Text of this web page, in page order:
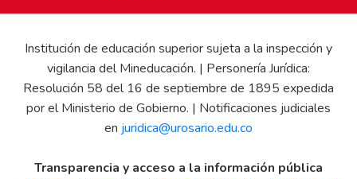
Institución de educación superior sujeta a la inspección y
vigilancia del Mineducación. | Personería Jurídica:
Resolución 58 del 16 de septiembre de 1895 expedida
por el Ministerio de Gobierno. | Notificaciones judiciales
en juridica@urosario.edu.co
Transparencia y acceso a la información pública